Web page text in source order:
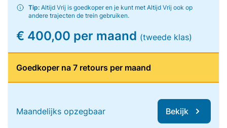
Tip: Altijd Vrij is goedkoper en je kunt met Altijd Vrij ook op
andere trajecten de trein gebruiken.
€ 400,00 per maand (tweede klas)
Goedkoper na 7 retours per maand
Maandelijks opzegbaar Bekijk